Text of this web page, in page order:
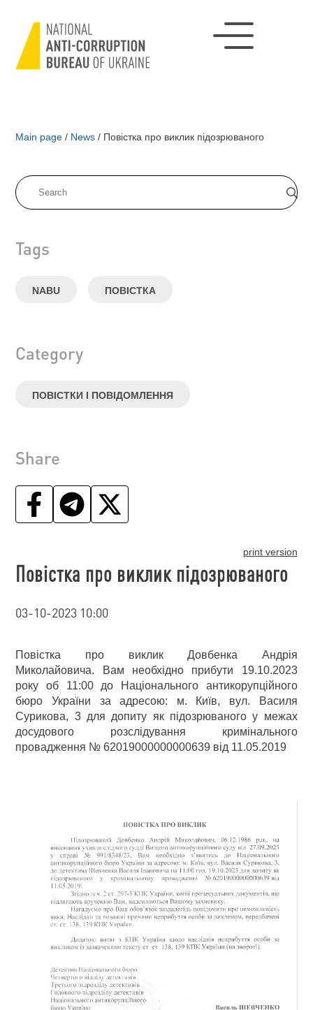
Main page / News / Повістка про виклик підозрюваного
Tags
NABU ПОВІСТКА
Category
ПОВІСТКИ І ПОВІДОМЛЕННЯ
Share
print version
Повістка про виклик підозрюваного
03-10-2023 10:00
Повістка про виклик Довбенка Андрія
Миколайовича. Вам необхідно прибути 19.10.2023
року об 11:00 до Національного антикорупційного
бюро України за адресою: м. Київ, вул. Василя
Сурикова, 3 для допиту як підозрюваного у межах
досудового розслідування кримінального
провадження № 62019000000000639 від 11.05.2019